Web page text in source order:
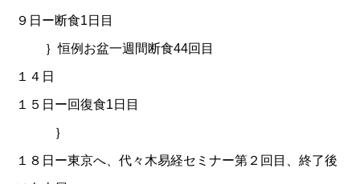
９日ー断食1日目
｝恒例お盆一週間断食44回目
１４日
１５日ー回復食1日目
｝
１８日ー東京へ、代々木易経セミナー第２回目、終了後